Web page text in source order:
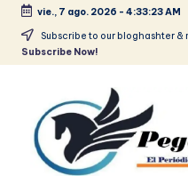
Saltar
vie., 7 ago. 2026 - 4:33:24 AM
Subscribe to our bloghashter &
Subscribe Now!